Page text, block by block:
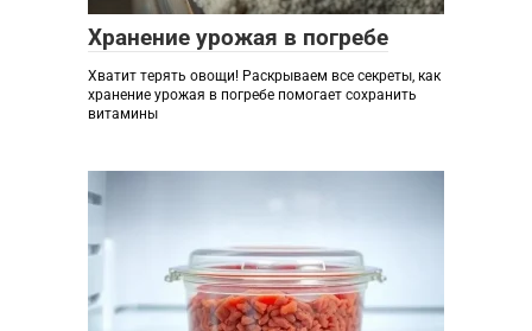
Хранение урожая в погребе
Хватит терять овощи! Раскрываем все секреты, как
хранение урожая в погребе помогает сохранить
витамины